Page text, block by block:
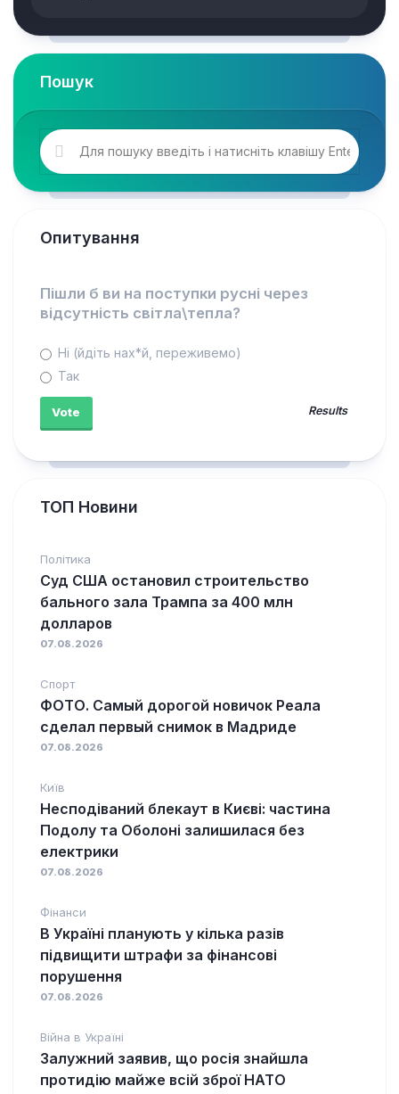
Пошук
Опитування
Пішли б ви на поступки русні через
відсутність світла\тепла?
Ні (йдіть нах*й, переживемо)
Так
Results
ТОП Новини
Політика
Суд США остановил строительство
бального зала Трампа за 400 млн
долларов
07.08.2026
Спорт
ФОТО. Самый дорогой новичок Реала
сделал первый снимок в Мадриде
07.08.2026
Київ
Несподіваний блекаут в Києві: частина
Подолу та Оболоні залишилася без
електрики
07.08.2026
Фінанси
В Україні планують у кілька разів
підвищити штрафи за фінансові
порушення
07.08.2026
Війна в Україні
Залужний заявив, що росія знайшла
протидію майже всій зброї НАТО